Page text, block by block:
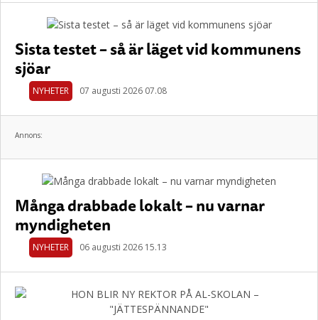
Sista testet – så är läget vid kommunens
sjöar
NYHETER 07 augusti 2026 07.08
Annons:
Många drabbade lokalt – nu varnar
myndigheten
NYHETER 06 augusti 2026 15.13